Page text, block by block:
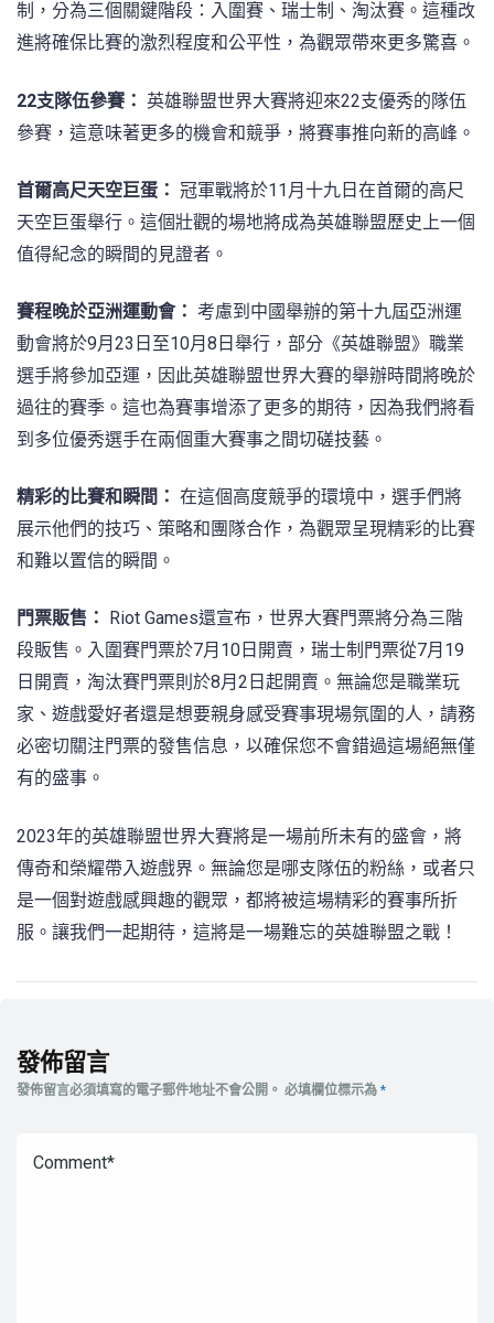
制，分為三個關鍵階段：入圍賽、瑞士制、淘汰賽。這種改
進將確保比賽的激烈程度和公平性，為觀眾帶來更多驚喜。
22支隊伍參賽： 英雄聯盟世界大賽將迎來22支優秀的隊伍
參賽，這意味著更多的機會和競爭，將賽事推向新的高峰。
首爾高尺天空巨蛋： 冠軍戰將於11月十九日在首爾的高尺
天空巨蛋舉行。這個壯觀的場地將成為英雄聯盟歷史上一個
值得紀念的瞬間的見證者。
賽程晚於亞洲運動會： 考慮到中國舉辦的第十九屆亞洲運
動會將於9月23日至10月8日舉行，部分《英雄聯盟》職業
選手將參加亞運，因此英雄聯盟世界大賽的舉辦時間將晚於
過往的賽季。這也為賽事增添了更多的期待，因為我們將看
到多位優秀選手在兩個重大賽事之間切磋技藝。
精彩的比賽和瞬間： 在這個高度競爭的環境中，選手們將
展示他們的技巧、策略和團隊合作，為觀眾呈現精彩的比賽
和難以置信的瞬間。
門票販售：
Riot Games還宣布，世界大賽門票將分為三階
段販售。入圍賽門票於7月10日開賣，瑞士制門票從7月19
日開賣，淘汰賽門票則於8月2日起開賣。無論您是職業玩
家、遊戲愛好者還是想要親身感受賽事現場氛圍的人，請務
必密切關注門票的發售信息，以確保您不會錯過這場絕無僅
有的盛事。
2023年的英雄聯盟世界大賽將是一場前所未有的盛會，將
傳奇和榮耀帶入遊戲界。無論您是哪支隊伍的粉絲，或者只
是一個對遊戲感興趣的觀眾，都將被這場精彩的賽事所折
服。讓我們一起期待，這將是一場難忘的英雄聯盟之戰！
發佈留言
發佈留言必須填寫的電子郵件地址不會公開。 必填欄位標示為 *